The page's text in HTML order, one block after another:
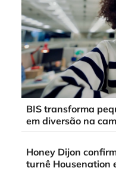
BIS transforma
em diversão na
Honey Dijon
turnê Housenation